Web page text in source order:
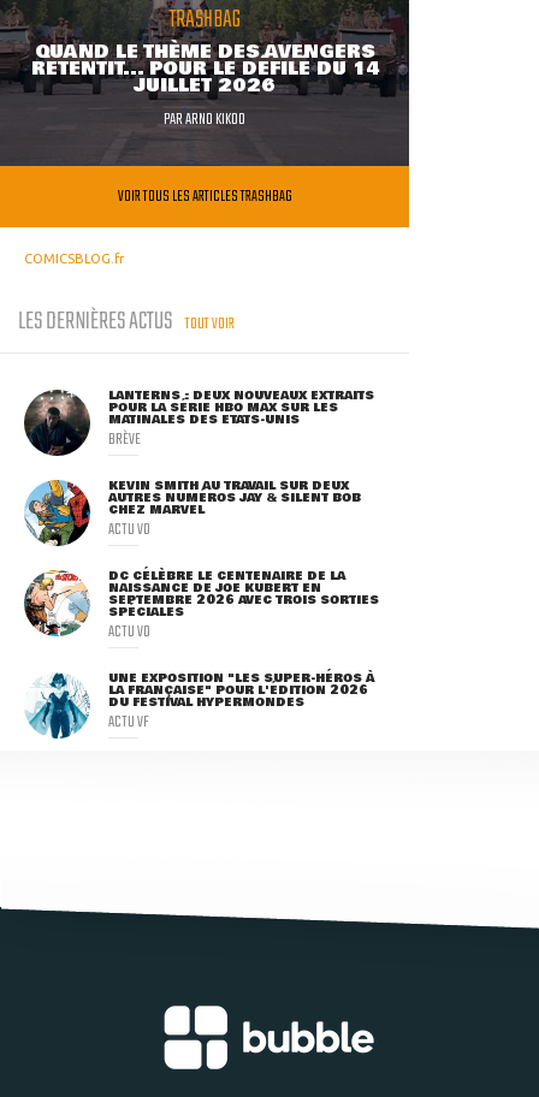
TRASHBAG
QUAND LE THÈME DES AVENGERS
RETENTIT... POUR LE DÉFILÉ DU 14
JUILLET 2026
PARARNO KIKOO
VOIR TOUS LES ARTICLES TRASHBAG
COMICSBLOG.fr
LES DERNIÈRES ACTUS TOUT VOIR
LANTERNS : DEUX NOUVEAUX EXTRAITS
POUR LA SÉRIE HBO MAX SUR LES
MATINALES DES ETATS-UNIS
BRÈVE
KEVIN SMITH AU TRAVAIL SUR DEUX
AUTRES NUMÉROS JAY & SILENT BOB
CHEZ MARVEL
ACTU VO
DC CÉLÈBRE LE CENTENAIRE DE LA
NAISSANCE DE JOE KUBERT EN
SEPTEMBRE 2026 AVEC TROIS SORTIES
SPÉCIALES
ACTU VO
UNE EXPOSITION "LES SUPER-HÉROS À
LA FRANÇAISE" POUR L'ÉDITION 2026
DU FESTIVAL HYPERMONDES
ACTU VF